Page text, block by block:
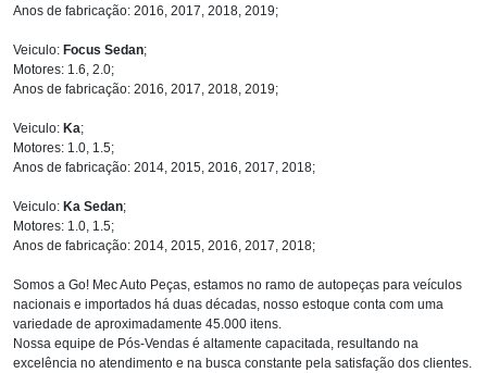
Anos de fabricação: 2016, 2017, 2018, 2019;
Veiculo: Focus Sedan;
Motores: 1.6, 2.0;
Anos de fabricação: 2016, 2017, 2018, 2019;
Veiculo: Ka;
Motores: 1.0, 1.5;
Anos de fabricação: 2014, 2015, 2016, 2017, 2018;
Veiculo: Ka Sedan;
Motores: 1.0, 1.5;
Anos de fabricação: 2014, 2015, 2016, 2017, 2018;
Somos a Go! Mec Auto Peças, estamos no ramo de autopeças para veículos
nacionais e importados há duas décadas, nosso estoque conta com uma
variedade de aproximadamente 45.000 itens.
Nossa equipe de Pós-Vendas é altamente capacitada, resultando na
excelência no atendimento e na busca constante pela satisfação dos clientes.